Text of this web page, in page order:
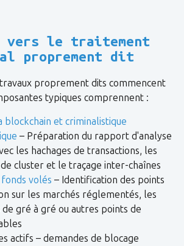
vers le traitement
proprement dit
proprement dits commencent
typiques comprennent :
blockchain et criminalistique
– Préparation du rapport d'analyse
les hachages de transactions, les
cluster et le traçage inter-chaînes
volés – Identification des points
sur les marchés réglementés, les
gré à gré ou autres points de
actifs – demandes de blocage